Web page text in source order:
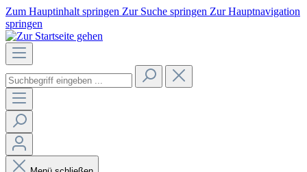
Zum Hauptinhalt springen Zur Suche springen Zur Hauptnavigation
springen